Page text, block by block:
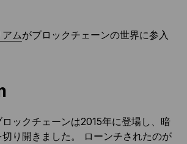
ムがブロックチェーンの世界に参入
ロックチェーンは2015年に登場し、暗
り開きました。 ローンチされたのが